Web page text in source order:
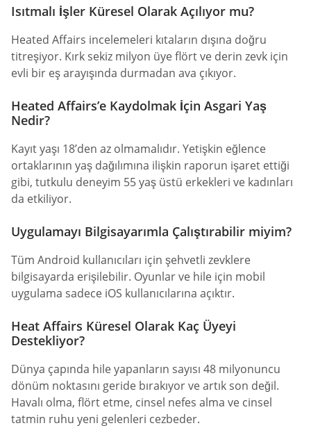
Isıtmalı İşler Küresel Olarak Açılıyor mu?
Heated Affairs incelemeleri kıtaların dışına doğru
titreşiyor. Kırk sekiz milyon üye flört ve derin zevk için
evli bir eş arayışında durmadan ava çıkıyor.
Heated Affairs’e Kaydolmak İçin Asgari Yaş
Nedir?
Kayıt yaşı 18’den az olmamalıdır. Yetişkin eğlence
ortaklarının yaş dağılımına ilişkin raporun işaret ettiği
gibi, tutkulu deneyim 55 yaş üstü erkekleri ve kadınları
da etkiliyor.
Uygulamayı Bilgisayarımla Çalıştırabilir miyim?
Tüm Android kullanıcıları için şehvetli zevklere
bilgisayarda erişilebilir. Oyunlar ve hile için mobil
uygulama sadece iOS kullanıcılarına açıktır.
Heat Affairs Küresel Olarak Kaç Üyeyi
Destekliyor?
Dünya çapında hile yapanların sayısı 48 milyonuncu
dönüm noktasını geride bırakıyor ve artık son değil.
Havalı olma, flört etme, cinsel nefes alma ve cinsel
tatmin ruhu yeni gelenleri cezbeder.